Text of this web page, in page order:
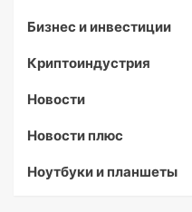
Бизнес и инвестиции
Криптоиндустрия
Новости
Новости плюс
Ноутбуки и планшеты